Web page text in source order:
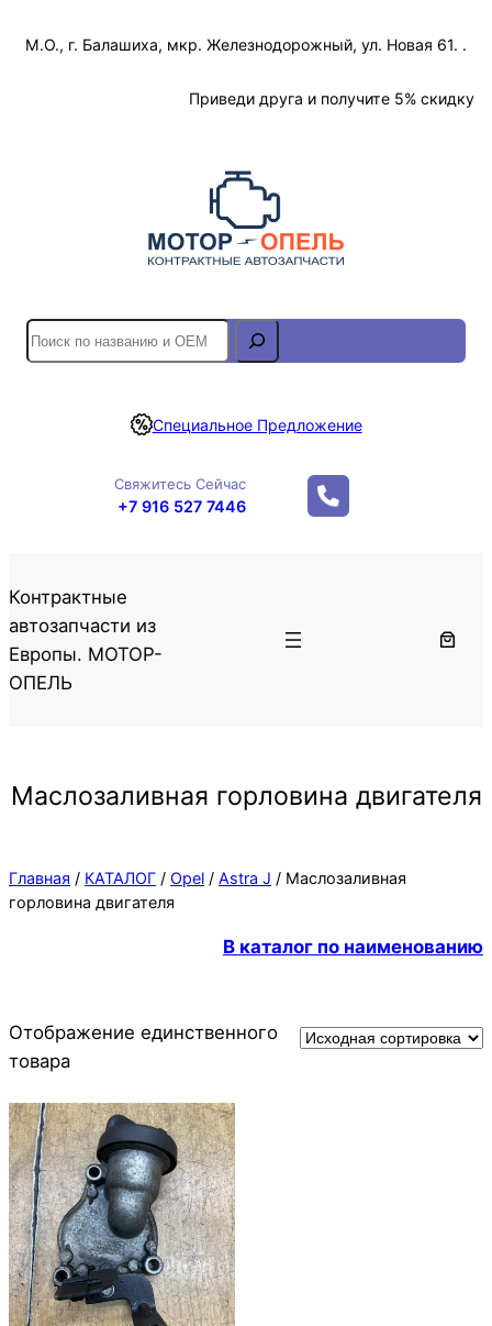
М.О., г. Балашиха, мкр. Железнодорожный, ул. Новая 61. .
Приведи друга и получите 5% скидку
S
e
r
Специальное Предложение
Свяжитесь Сейчас
+7 916 527 7446
Контрактные
автозапчасти из
Европы. МОТОР-
ОПЕЛЬ
Маслозаливная горловина двигателя
Главная / КАТАЛОГ / Opel / Astra J / Маслозаливная
горловина двигателя
В каталог по наименованию
Отображение единственного
товара